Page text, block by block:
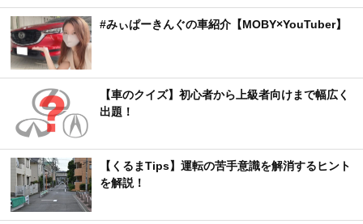
#みぃぱーきんぐの車紹介【MOBY×YouTuber】
【車のクイズ】初心者から上級者向けまで幅広く
出題！
【くるまTips】運転の苦手意識を解消するヒント
を解説！